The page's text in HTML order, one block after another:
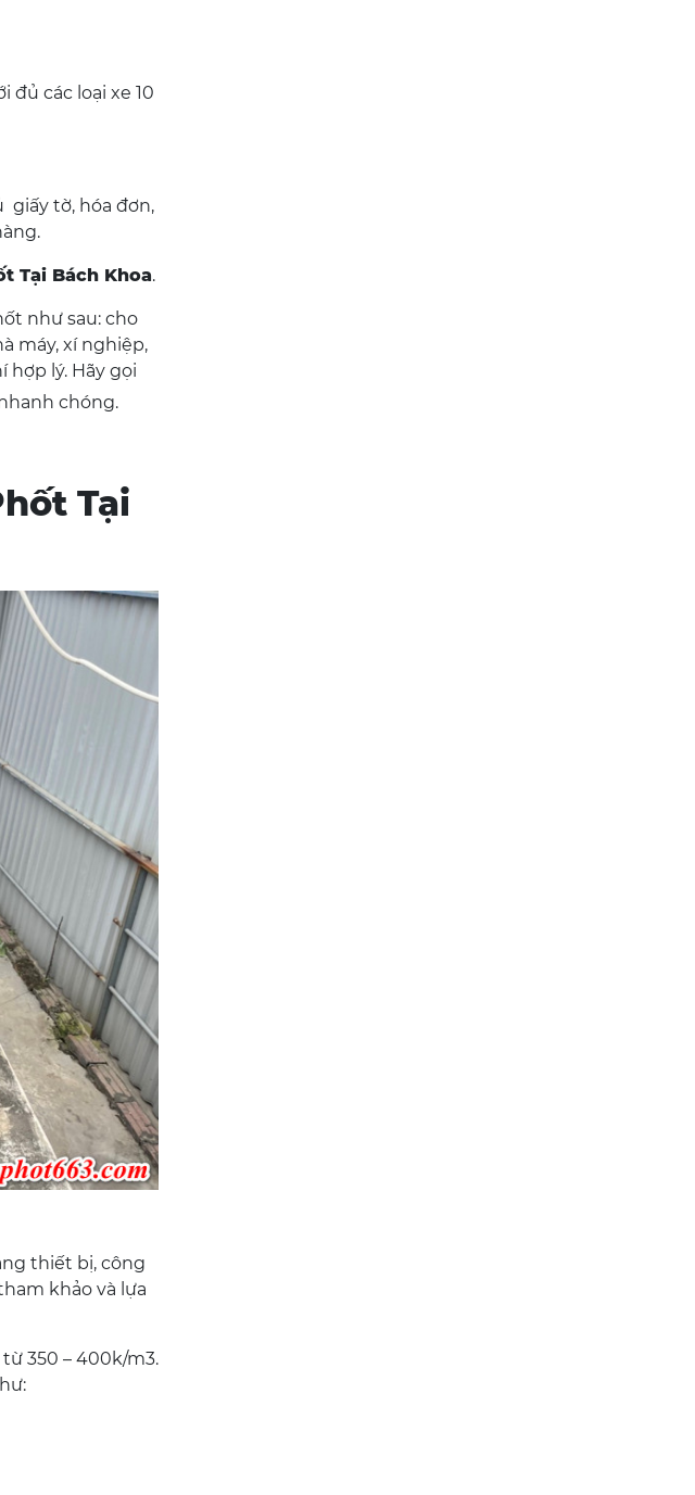
các loại xe 10
giấy tờ, hóa đơn,
Tại Bách Khoa.
như sau: cho
máy, xí nghiệp,
hợp lý. Hãy gọi
chóng.
Tại
thiết bị, công
khảo và lựa
350 – 400k/m3.